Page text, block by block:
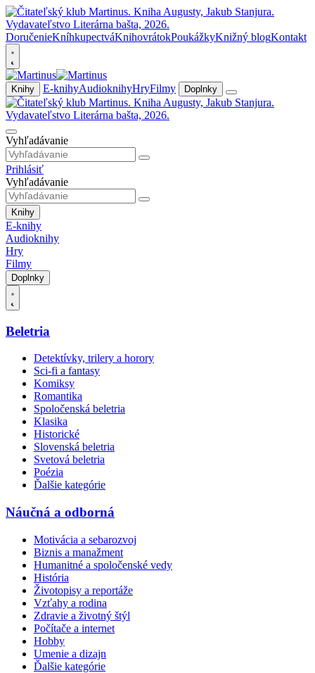
DoručenieKníhkupectváKnihovrátokPoukážkyKnižný blogKontakt
Knihy E-knihyAudioknihyHryFilmy Doplnky
Vyhľadávanie
Prihlásiť
Vyhľadávanie
Knihy
E-knihy
Audioknihy
Hry
Filmy
Doplnky
Beletria
Detektívky, trilery a horory
Sci-fi a fantasy
Komiksy
Romantika
Spoločenská beletria
Klasika
Historické
Slovenská beletria
Svetová beletria
Poézia
Ďalšie kategórie
Náučná a odborná
Motivácia a sebarozvoj
Biznis a manažment
Humanitné a spoločenské vedy
História
Životopisy a reportáže
Vzťahy a rodina
Zdravie a životný štýl
Počítače a internet
Hobby
Umenie a dizajn
Ďalšie kategórie